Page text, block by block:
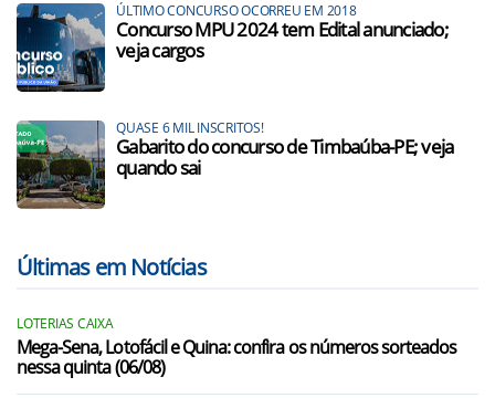
ÚLTIMO CONCURSO OCORREU EM 2018
Concurso MPU 2024 tem Edital anunciado;
veja cargos
QUASE 6 MIL INSCRITOS!
Gabarito do concurso de Timbaúba-PE; veja
quando sai
Últimas em Notícias
LOTERIAS CAIXA
Mega-Sena, Lotofácil e Quina: confira os números sorteados
nessa quinta (06/08)